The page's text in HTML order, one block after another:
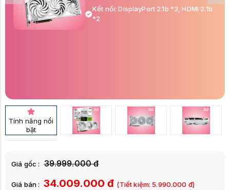
Kết nối: DisplayPort 2.1b *3, HDMI 2.1b
*2
Tính năng nổi
bật
Giá gốc : 39.999.000 đ
Giá bán : 34.009.000 đ (Tiết kiệm:5.990.000 đ)